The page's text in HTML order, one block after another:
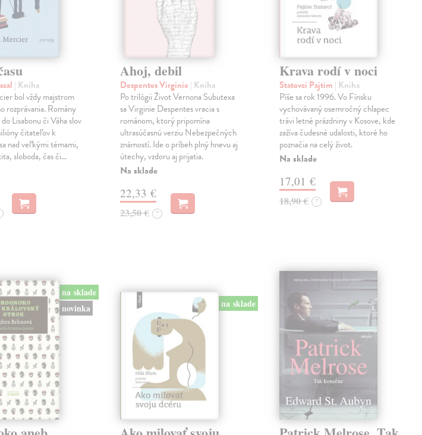
| Kniha
bol vždy majstrom
rozprávania. Romány
Lisabonu či Váha slov
čitateľov k
nad veľkými témami,
sloboda, čas či…
Ahoj, debil
Despentes Virginie | Kniha
Po trilógii Život Vernona Subutexa
sa Virginie Despentes vracia s
románom, ktorý pripomína
ultrasúčasnú verziu Nebezpečných
známostí. Ide o príbeh plný hnevu aj
útechy, vzdoru aj prijatia.
Na sklade
22,33 €
23,50 € ?
Krava rodí v noci
Statovci Pajtim | Kniha
Píše sa rok 1996. Vo Fínsku
vychovávaný osemročný chlapec
trávi letné prázdniny v Kosove, kde
zažíva čudesné udalosti, ktoré ho
poznačia na celý život.
Na sklade
17,01 €
18,90 € ?
na sklade
novinka
na sklade